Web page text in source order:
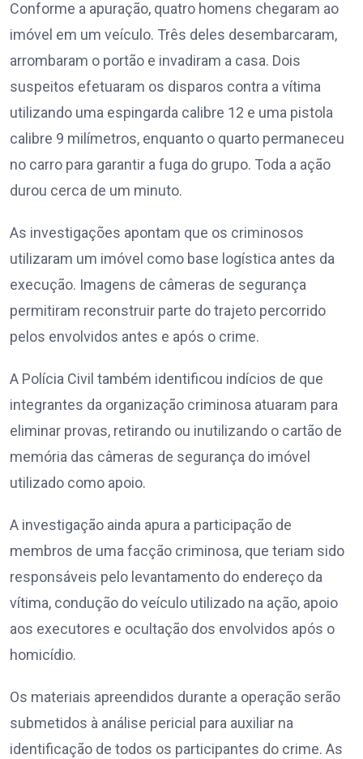
Conforme a apuração, quatro homens chegaram ao
imóvel em um veículo. Três deles desembarcaram,
arrombaram o portão e invadiram a casa. Dois
suspeitos efetuaram os disparos contra a vítima
utilizando uma espingarda calibre 12 e uma pistola
calibre 9 milímetros, enquanto o quarto permaneceu
no carro para garantir a fuga do grupo. Toda a ação
durou cerca de um minuto.
As investigações apontam que os criminosos
utilizaram um imóvel como base logística antes da
execução. Imagens de câmeras de segurança
permitiram reconstruir parte do trajeto percorrido
pelos envolvidos antes e após o crime.
A Polícia Civil também identificou indícios de que
integrantes da organização criminosa atuaram para
eliminar provas, retirando ou inutilizando o cartão de
memória das câmeras de segurança do imóvel
utilizado como apoio.
A investigação ainda apura a participação de
membros de uma facção criminosa, que teriam sido
responsáveis pelo levantamento do endereço da
vítima, condução do veículo utilizado na ação, apoio
aos executores e ocultação dos envolvidos após o
homicídio.
Os materiais apreendidos durante a operação serão
submetidos à análise pericial para auxiliar na
identificação de todos os participantes do crime. As